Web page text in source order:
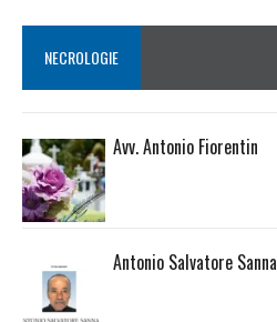
NECROLOGIE
Avv. Antonio Fiorentin
Antonio Salvatore Sanna